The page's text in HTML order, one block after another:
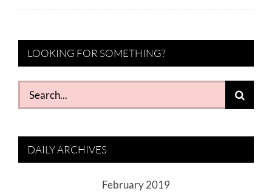
LOOKING FOR SOMETHING?
Search
for:
DAILY ARCHIVES
February 2019